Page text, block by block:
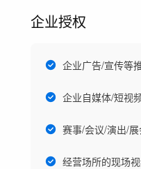
企业授权
企业广告/宣传等
企业自媒体/短视
赛事/会议/演出/
经营场所的现场